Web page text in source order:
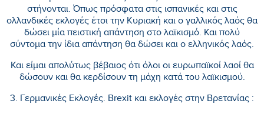
στήνονται. Όπως πρόσφατα στις ισπανικές και στις
ολλανδικές εκλογές έτσι την Κυριακή και ο γαλλικός λαός θα
δώσει μία πειστική απάντηση στο λαϊκισμό. Και πολύ
σύντομα την ίδια απάντηση θα δώσει και ο ελληνικός λαός.
Και είμαι απολύτως βέβαιος ότι όλοι οι ευρωπαϊκοί λαοί θα
δώσουν και θα κερδίσουν τη μάχη κατά του λαϊκισμού.
3. Γερμανικές Εκλογές. Brexit και εκλογές στην Βρετανίας :